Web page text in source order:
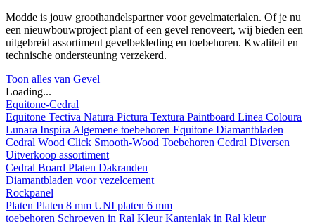
Modde is jouw groothandelspartner voor gevelmaterialen. Of je nu
een nieuwbouwproject plant of een gevel renoveert, wij bieden een
uitgebreid assortiment gevelbekleding en toebehoren. Kwaliteit en
technische ondersteuning verzekerd.
Toon alles van Gevel
Loading...
Equitone-Cedral
Equitone Tectiva Natura Pictura Textura Paintboard Linea Coloura
Lunara Inspira Algemene toebehoren Equitone Diamantbladen
Cedral Wood Click Smooth-Wood Toebehoren Cedral Diversen
Uitverkoop assortiment
Cedral Board Platen Dakranden
Diamantbladen voor vezelcement
Rockpanel
Platen Platen 8 mm UNI platen 6 mm
toebehoren Schroeven in Ral KleurKantenlak in Ral kleur